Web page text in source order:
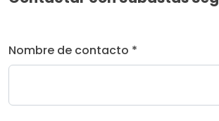
Nombre de contacto *